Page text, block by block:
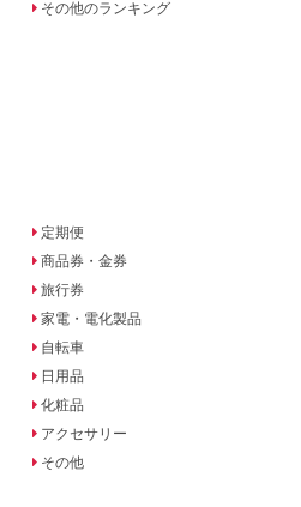
その他のランキング
定期便
商品券・金券
旅行券
家電・電化製品
自転車
日用品
化粧品
アクセサリー
その他